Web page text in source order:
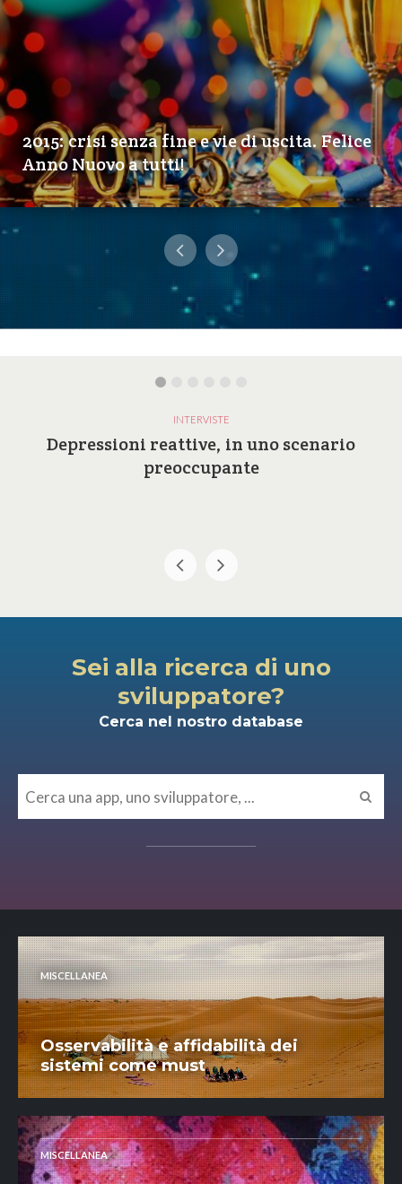
2015: crisi senza fine e vie di uscita. Felice
Anno Nuovo a tutti!
INTERVISTE
Depressioni reattive, in uno scenario
preoccupante
Sei alla ricerca di uno
sviluppatore?
Cerca nel nostro database
MISCELLANEA
Osservabilità e affidabilità dei
sistemi come must
MISCELLANEA